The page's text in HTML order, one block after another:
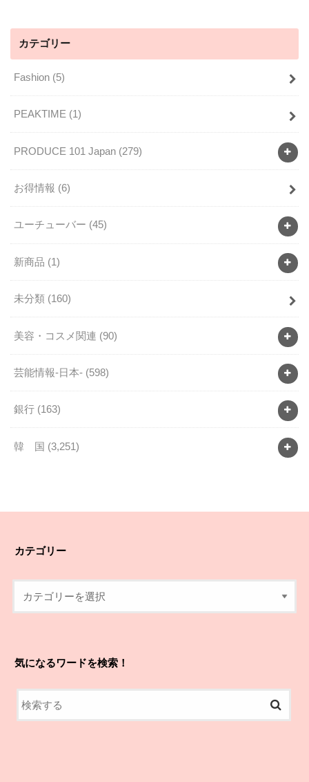
カテゴリー
Fashion (5)
PEAKTIME (1)
PRODUCE 101 Japan (279)
お得情報 (6)
ユーチューバー (45)
新商品 (1)
未分類 (160)
美容・コスメ関連 (90)
芸能情報-日本- (598)
銀行 (163)
韓 国 (3,251)
カテゴリー
気になるワードを検索！